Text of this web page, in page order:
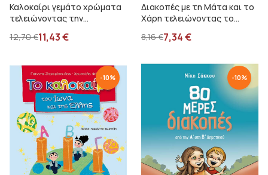
Καλοκαίρι γεμάτο χρώματα
τελειώνοντας την
12,70€11,43€
Διακοπές με τη Μάτα και το
Χάρη τελειώνοντας το
8,16€7,34€
-10% -10%